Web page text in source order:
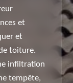
et
et
toiture.
infiltration
tempête,